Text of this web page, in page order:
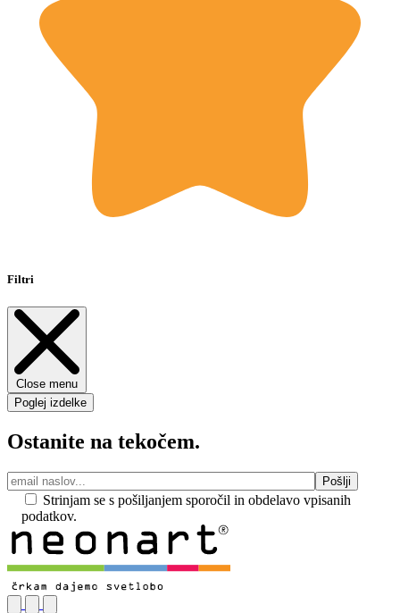
Filtri
Close menu
Poglej izdelke
Ostanite na tekočem.
Strinjam se s pošiljanjem sporočil in obdelavo vpisanih
podatkov.